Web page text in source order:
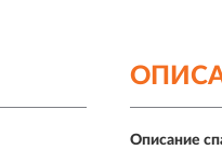
Описание